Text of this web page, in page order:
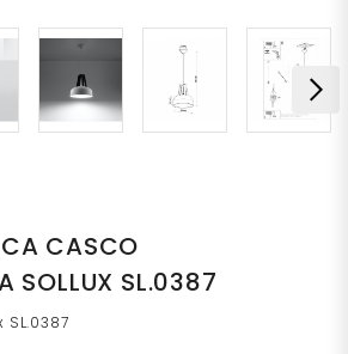
CASCO
SOLLUX SL.0387
SL.0387